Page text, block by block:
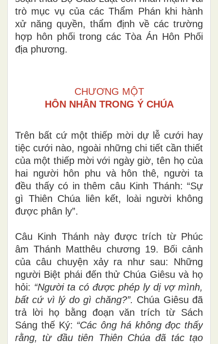
trò mục vụ của các Thẩm Phán khi hành
xử năng quyền, thẩm định về các trường
hợp hôn phối trong các Tòa Án Hôn Phối
địa phương.
CHƯƠNG MỘT
HÔN NHÂN TRONG Ý CHÚA
Trên bất cứ một thiếp mời dự lễ cưới hay
tiệc cưới nào, ngoài những chi tiết cần thiết
của một thiếp mời với ngày giờ, tên họ của
hai người hôn phu và hôn thê, người ta
đều thấy có in thêm câu Kinh Thánh: “Sự
gì Thiên Chúa liên kết, loài người không
được phân ly”.
Câu Kinh Thánh này được trích từ Phúc
âm Thánh Matthêu chương 19. Bối cảnh
của câu chuyện xảy ra như sau: Những
người Biệt phái đến thử Chúa Giêsu và họ
hỏi: “Người ta có được phép ly dị vợ mình,
bất cứ vì lý do gì chăng?”. Chúa Giêsu đã
trả lời họ bằng đoạn văn trích từ Sách
Sáng thế Ký: “Các ông hákhông đọc thấy
rằng, từ đầu tiên Thiên Chúa đã tác tạo